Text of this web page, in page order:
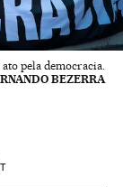
pela democracia.
BEZERRA